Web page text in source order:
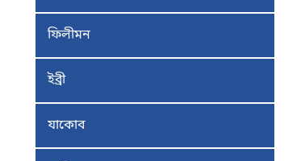
ফিলীমন
ইব্ৰী
যাকোব